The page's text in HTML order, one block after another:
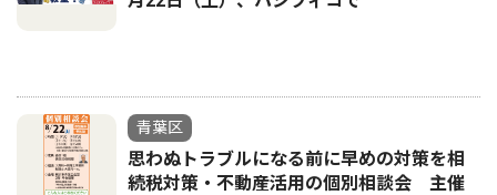
青葉区
思わぬトラブルになる前に早めの対策を相
続税対策・不動産活用の個別相談会 主催